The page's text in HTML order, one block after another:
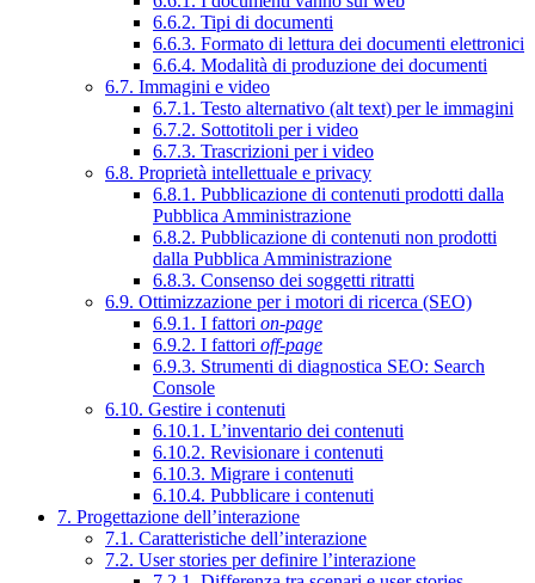
6.6.2. Tipi di documenti
6.6.3. Formato di lettura dei documenti elettronici
6.6.4. Modalità di produzione dei documenti
6.7. Immagini e video
6.7.1. Testo alternativo (alt text) per le immagini
6.7.2. Sottotitoli per i video
6.7.3. Trascrizioni per i video
6.8. Proprietà intellettuale e privacy
6.8.1. Pubblicazione di contenuti prodotti dalla
Pubblica Amministrazione
6.8.2. Pubblicazione di contenuti non prodotti
dalla Pubblica Amministrazione
6.8.3. Consenso dei soggetti ritratti
6.9. Ottimizzazione per i motori di ricerca (SEO)
6.9.1. I fattori on-page
6.9.2. I fattori off-page
6.9.3. Strumenti di diagnostica SEO: Search
Console
6.10. Gestire i contenuti
6.10.1. L’inventario dei contenuti
6.10.2. Revisionare i contenuti
6.10.3. Migrare i contenuti
6.10.4. Pubblicare i contenuti
7. Progettazione dell’interazione
7.1. Caratteristiche dell’interazione
7.2. User stories per definire l’interazione